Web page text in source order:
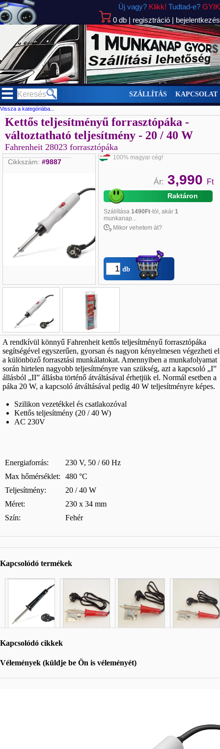
0 db | regisztráció | bejelentkezés
Új vagy? Klikk! Tudtad-e? GYIK
>
SZÁLLÍTÁS KAPCSOLAT
Vissza a kategóriába...
Kettős teljesítményű forrasztópáka -
változtatható teljesítmény - 20 / 40 W
Fahrenheit 28023 forrasztópáka
Cikkszám: #9887
100% magyar cég!
Ár:3,990 Ft
Raktáron
Szállítása1490Ft-tól, akár1
munkanap...
Mikor vehetem át?
db
Név* :
E-mail*:
Telefon*:
A rendkívül könnyű Fahrenheit kettős teljesítményű forrasztópáka
segítségével egyszerűen, gyorsan és nagyon kényelmesen végezheti el
a különböző forrasztási munkálatokat. Amennyiben a munkafolyamat
során hirtelen nagyobb teljesítményre van szükség, azt a kapcsoló „I”
állásból „II” állásba történő átváltásával érhetjük el. Normál esetben a
páka 20 W, a kapcsoló átváltásával pedig 40 W teljesítményre képes.
Szilikon vezetékkel és csatlakozóval
Kettős teljesítmény (20 / 40 W)
AC 230V
Energiaforrás:
230 V, 50 / 60 Hz
Max hőmérséklet:
480 °C
Teljesítmény:
20 / 40 W
Méret:
230 x 34 mm
Szín:
Fehér
Kapcsolódó termékek
Kapcsolódó cikkek
Vélemények (küldje be Ön is véleményét)